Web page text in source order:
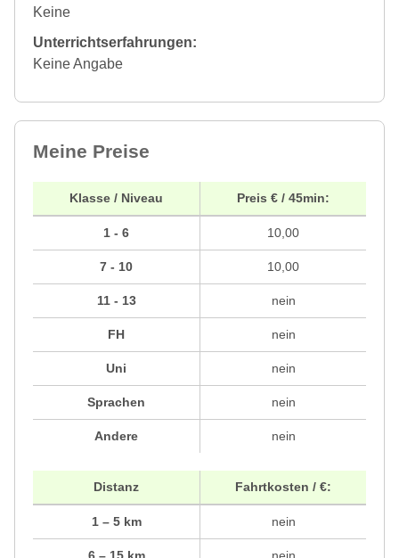
Keine
Unterrichtserfahrungen:
Keine Angabe
Meine Preise
Klasse / Niveau
1 - 6
7 - 10
11 - 13
FH
Uni
Sprachen
Andere
Preis € / 45min:
10,00
10,00
nein
nein
nein
nein
nein
Distanz
1 – 5 km
Fahrtkosten / €:
nein